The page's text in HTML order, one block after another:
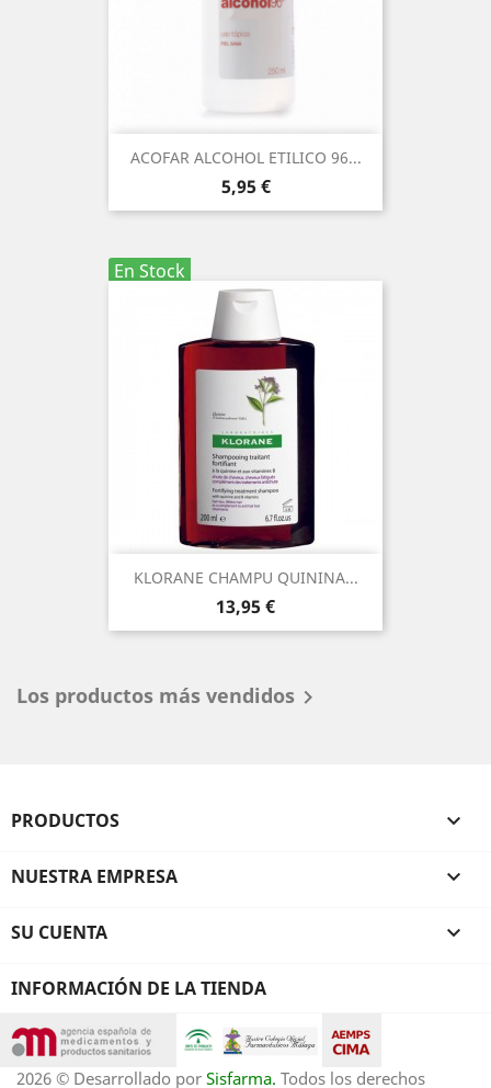
ACOFAR ALCOHOL ETILICO 96...
Precio
5,95 €
En Stock
KLORANE CHAMPU QUININA...
Precio
13,95 €
Los productos más vendidos 
PRODUCTOS 
NUESTRA EMPRESA 
SU CUENTA 
INFORMACIÓN DE LA TIENDA
2026 © Desarrollado por Sisfarma. Todos los derechos